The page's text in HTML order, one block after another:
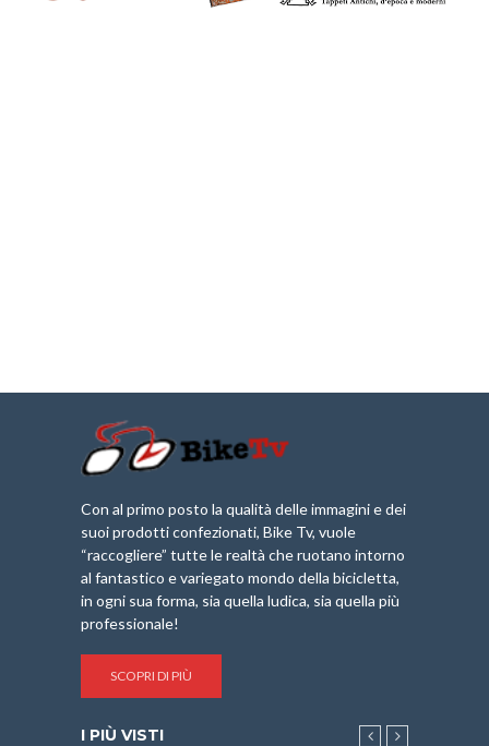
Con al primo posto la qualità delle immagini e dei
suoi prodotti confezionati, Bike Tv, vuole
“raccogliere” tutte le realtà che ruotano intorno
al fantastico e variegato mondo della bicicletta,
in ogni sua forma, sia quella ludica, sia quella più
professionale!
SCOPRI DI PIÙ
I PIÙ VISTI